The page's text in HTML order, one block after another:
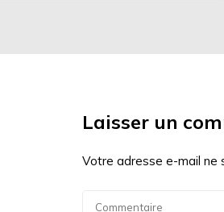
Laisser un
Votre adresse e-mail ne